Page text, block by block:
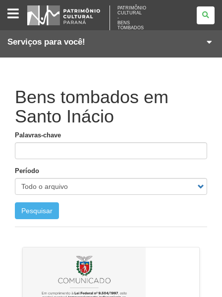
PATRIMÔNIO
CULTURAL
PATRIMÔNIO
CULTURAL
-
BENS
TOMBADOS
Serviços para você!
Bens tombados em
Santo Inácio
Palavras-chave
Período
Pesquisar